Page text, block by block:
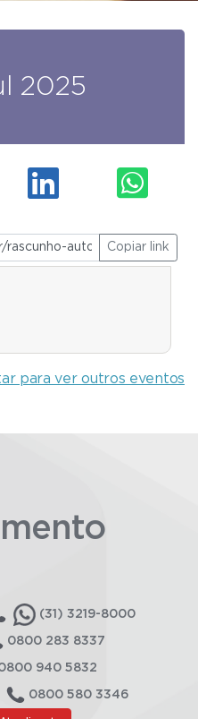
2025
Copiar link
para ver outros eventos
(31) 3219-8000
0800 283 8337
940 5832
0800 580 3346